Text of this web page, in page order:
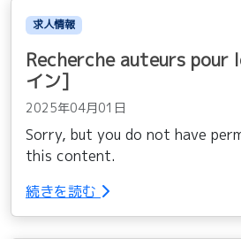
求人情報
Recherche auteurs pour
イン]
2025年04月01日
Sorry, but you do not have
this content.
続きを読む